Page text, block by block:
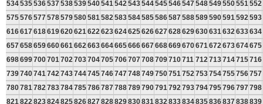
534535536537538539540541 542 543544545546547548549550551 552
575576577578579580581 582 583584585586587588589590591 592 593
616617618619620621 622 623624625626627628629630631 632 633634
657658659660661 662 663664665666667668669670671 672 673674675
698699700701 702 703704705706707708709710711 712 713714715716
739740741 742 743744745746747748749750751 752 753754755756757
780781 782 783784785786787788789790791 792 793794795796797798
821 822 823824825826827828829830831 832 833834835836837838839